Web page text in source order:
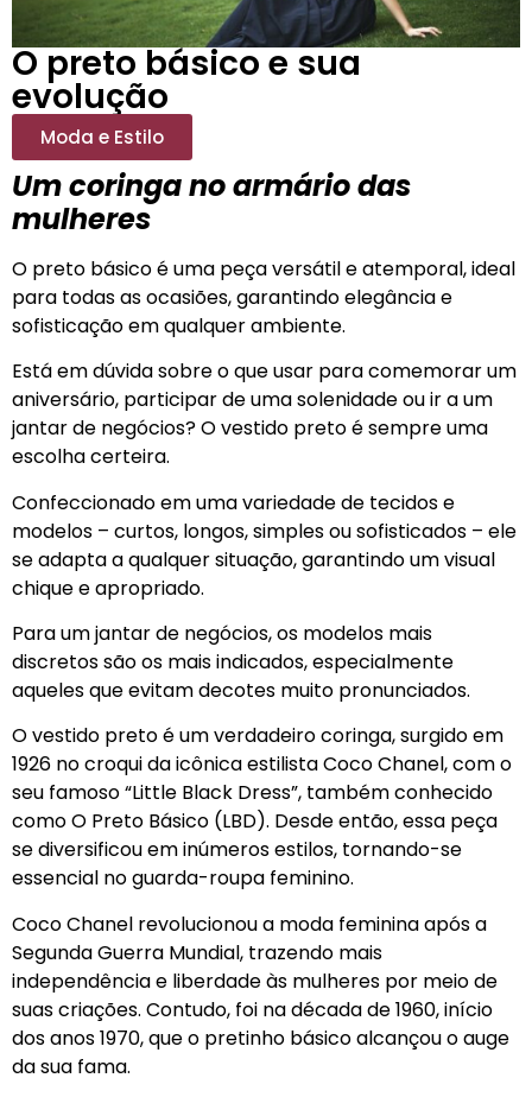
O preto básico e sua
evolução
Moda e Estilo
Um coringa no armário das
mulheres
O preto básico é uma peça versátil e atemporal, ideal
para todas as ocasiões, garantindo elegância e
sofisticação em qualquer ambiente.
Está em dúvida sobre o que usar para comemorar um
aniversário, participar de uma solenidade ou ir a um
jantar de negócios? O vestido preto é sempre uma
escolha certeira.
Confeccionado em uma variedade de tecidos e
modelos – curtos, longos, simples ou sofisticados – ele
se adapta a qualquer situação, garantindo um visual
chique e apropriado.
Para um jantar de negócios, os modelos mais
discretos são os mais indicados, especialmente
aqueles que evitam decotes muito pronunciados.
O vestido preto é um verdadeiro coringa, surgido em
1926 no croqui da icônica estilista Coco Chanel, com o
seu famoso “Little Black Dress”, também conhecido
como O Preto Básico (LBD). Desde então, essa peça
se diversificou em inúmeros estilos, tornando-se
essencial no guarda-roupa feminino.
Coco Chanel revolucionou a moda feminina após a
Segunda Guerra Mundial, trazendo mais
independência e liberdade às mulheres por meio de
suas criações. Contudo, foi na década de 1960, início
dos anos 1970, que o pretinho básico alcançou o auge
da sua fama.